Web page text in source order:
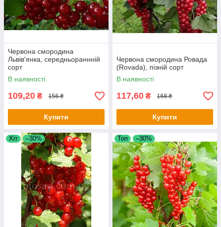
Наш інтернет-магазин пропонує Вам найкращі
сорти смородини.
Посадіть у себе на ділянці цей ароматний кущик і
насолоджуйтесь такими корисними та смачними
ягідками ще довгі роки!
Червона смородина
Львів'янка, середньораннній
сорт
В наявності
109,20 ₴ 156 ₴
Купити
Червона смородина Ровада
(Rovada), пізній сорт
В наявності
117,60 ₴ 168 ₴
Купити
Хіт –30% Топ –30%